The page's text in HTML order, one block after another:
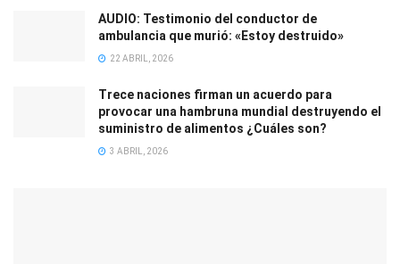
AUDIO: Testimonio del conductor de
ambulancia que murió: «Estoy destruido»
22 ABRIL, 2026
Trece naciones firman un acuerdo para
provocar una hambruna mundial destruyendo el
suministro de alimentos ¿Cuáles son?
3 ABRIL, 2026